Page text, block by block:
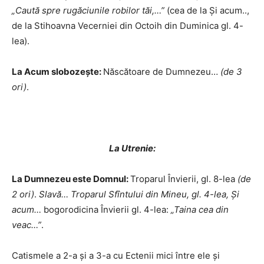
„Caută spre rugăciunile robilor tăi,…” (cea de la Şi acum..,
de la Stihoavna Vecerniei din Octoih din Duminica gl. 4-
lea).
La Acum slobozeşte: Născătoare de Dumnezeu… (de 3
ori).
La Utrenie:
La Dumnezeu este Domnul:Troparul Învierii, gl. 8-lea (de
2 ori). Slavă… Troparul Sfîntului din Mineu, gl. 4-lea, Şi
acum… bogorodicina Învierii gl. 4-lea: „Taina cea din
veac…”.
Catismele a 2-a şi a 3-a cu Ectenii mici între ele şi